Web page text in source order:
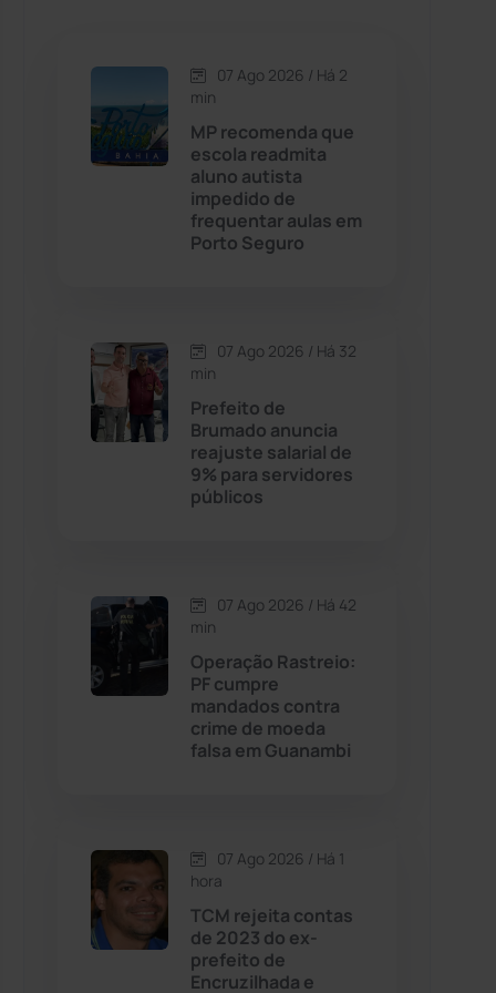
Caetité (1504)
Candiba (157)
Cândido Sales
Caturama
Chapada Diamantina
Cordeiros (49)
Dom Basílio
(1235)
Érico Cardoso
Esportes (522)
07 Ago 2026 / Há 2
min
MP recomenda que
escola readmita
aluno autista
impedido de
frequentar aulas em
Porto Seguro
07 Ago 2026 / Há 32
min
Prefeito de
Brumado anuncia
reajuste salarial de
9% para servidores
públicos
07 Ago 2026 / Há 42
min
Operação Rastreio:
PF cumpre
mandados contra
crime de moeda
falsa em Guanambi
07 Ago 2026 / Há 1
hora
TCM rejeita contas
de 2023 do ex-
prefeito de
Encruzilhada e